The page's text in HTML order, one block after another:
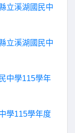
立溪湖國民中
立溪湖國民中
中學115學年
學115學年度